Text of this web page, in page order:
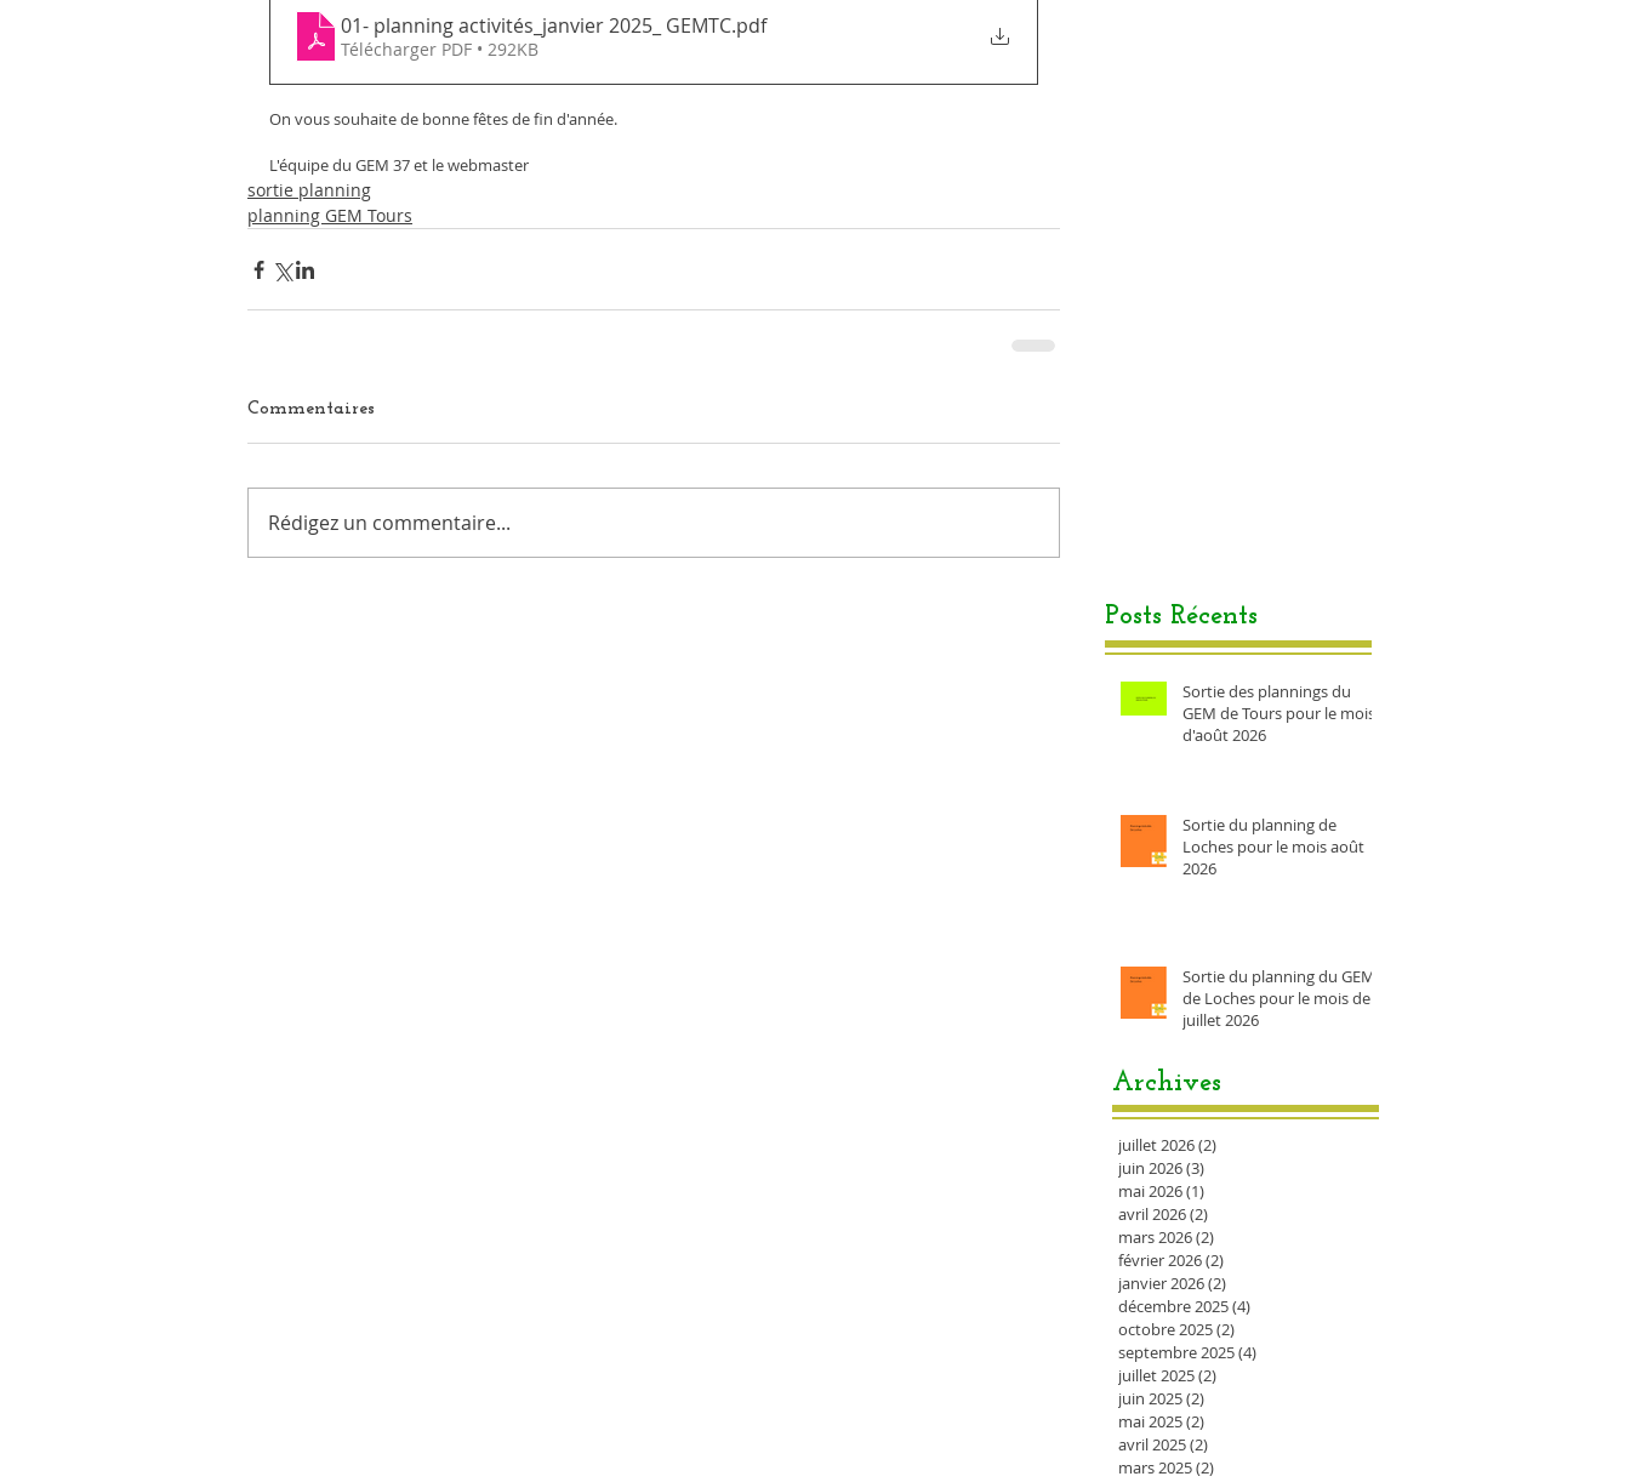
01- planning activités_janvier 2025_ GEMTC.pdf
Télécharger PDF • 292KB
On vous souhaite de bonne fêtes de fin d'année.
L'équipe du GEM 37 et le webmaster
sortie planning
planning GEM Tours
Commentaires
Rédigez un commentaire...
Posts Récents
Sortie des plannings du
GEM de Tours pour le mois
d'août 2026
Sortie du planning de
Loches pour le mois août
2026
Sortie du planning du GEM
de Loches pour le mois de
juillet 2026
Archives
juillet 2026(2)
juin 2026(3)
mai 2026(1)
avril 2026(2)
mars 2026(2)
février 2026(2)
janvier 2026(2)
décembre 2025(4)
octobre 2025(2)
septembre 2025(4)
juillet 2025(2)
juin 2025(2)
mai 2025(2)
avril 2025(2)
mars 2025(2)